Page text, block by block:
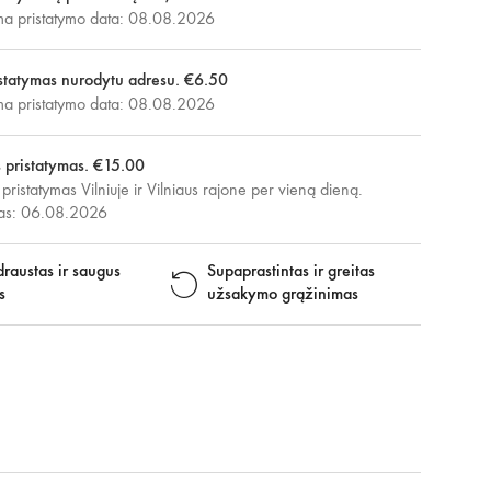
pristatymo data: 08.08.2026
nurodytu adresu. €6.50
pristatymo data: 08.08.2026
pristatymas. €15.00
Vilniuje ir Vilniaus rajone per vieną dieną.
06.08.2026
ir saugus
Supaprastintas ir greitas
užsakymo grąžinimas